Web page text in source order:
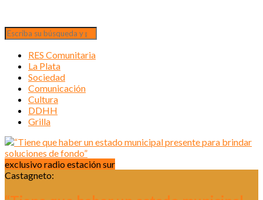
RES Comunitaria
La Plata
Sociedad
Comunicación
Cultura
DDHH
Grilla
exclusivo radio estación sur
Castagneto: